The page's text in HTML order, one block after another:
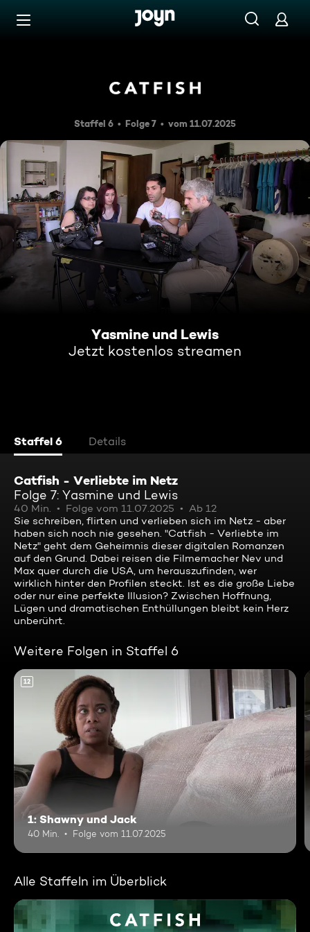
Zum Inhalt springen
Staffel 6 Folge 7 vom 11.07.2025
Yasmine und Lewis
Jetzt kostenlos streamen
Staffel 6 Details
Catfish - Verliebte im Netz
Folge 7: Yasmine und Lewis
40 Min. Folge vom 11.07.2025
Ab 12
Sie schreiben, flirten und verlieben sich im Netz - aber
haben sich noch nie gesehen. "Catfish - Verliebte im
Netz" geht dem Geheimnis dieser digitalen Romanzen
auf den Grund. Dabei reisen die Filmemacher Nev und
Max quer durch die USA, um herauszufinden, wer
wirklich hinter den Profilen steckt. Ist es die große Liebe
oder nur eine perfekte Illusion? Zwischen Hoffnung,
Lügen und dramatischen Enthüllungen bleibt kein Herz
unberührt.
Weitere Folgen in Staffel 6
12
1: Shawny und Jack
40 Min. Folge vom 11.07.2025
Alle Staffeln im Überblick